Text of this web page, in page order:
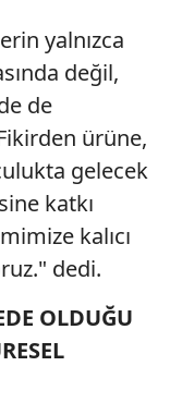
yalnızca
değil,
de
ürüne,
gelecek
katkı
kalıcı
dedi.
OLDUĞU